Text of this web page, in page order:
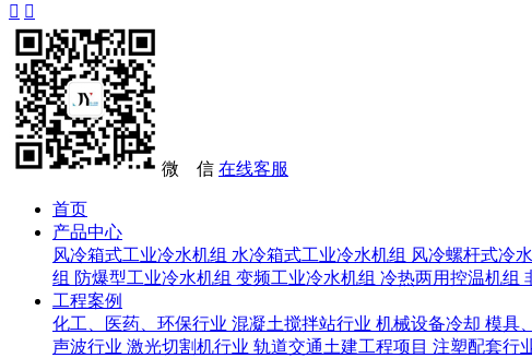
 
微 信 在线客服
首页
产品中心
风冷箱式工业冷水机组 水冷箱式工业冷水机组 风冷螺杆式冷
组 防爆型工业冷水机组 变频工业冷水机组 冷热两用控温机组
工程案例
化工、医药、环保行业 混凝土搅拌站行业 机械设备冷却 模具
声波行业 激光切割机行业 轨道交通土建工程项目 注塑配套行